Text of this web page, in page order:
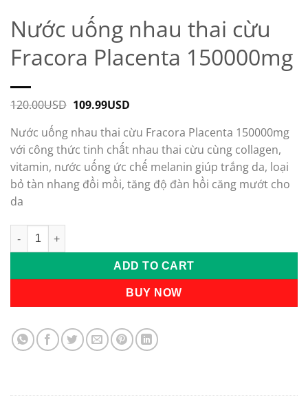
Nước uống nhau thai cừu
Fracora Placenta 150000mg
120.00USD Original
was:
120.00USD.
109.99USD
is:
109.99USD.
Nước uống nhau thai cừu Fracora Placenta 150000mg
với công thức tinh chất nhau thai cừu cùng collagen,
vitamin, nước uống ức chế melanin giúp trắng da, loại
bỏ tàn nhang đồi mồi, tăng độ đàn hồi căng mướt cho
da
Nước uống nhau thai cừu Fracora Placenta 150000mg
ADD TO CART
BUY NOW
Alternative: